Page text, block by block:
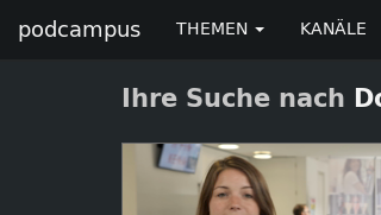
podcampus THEMEN KANÄLE
Ihre Suche nach